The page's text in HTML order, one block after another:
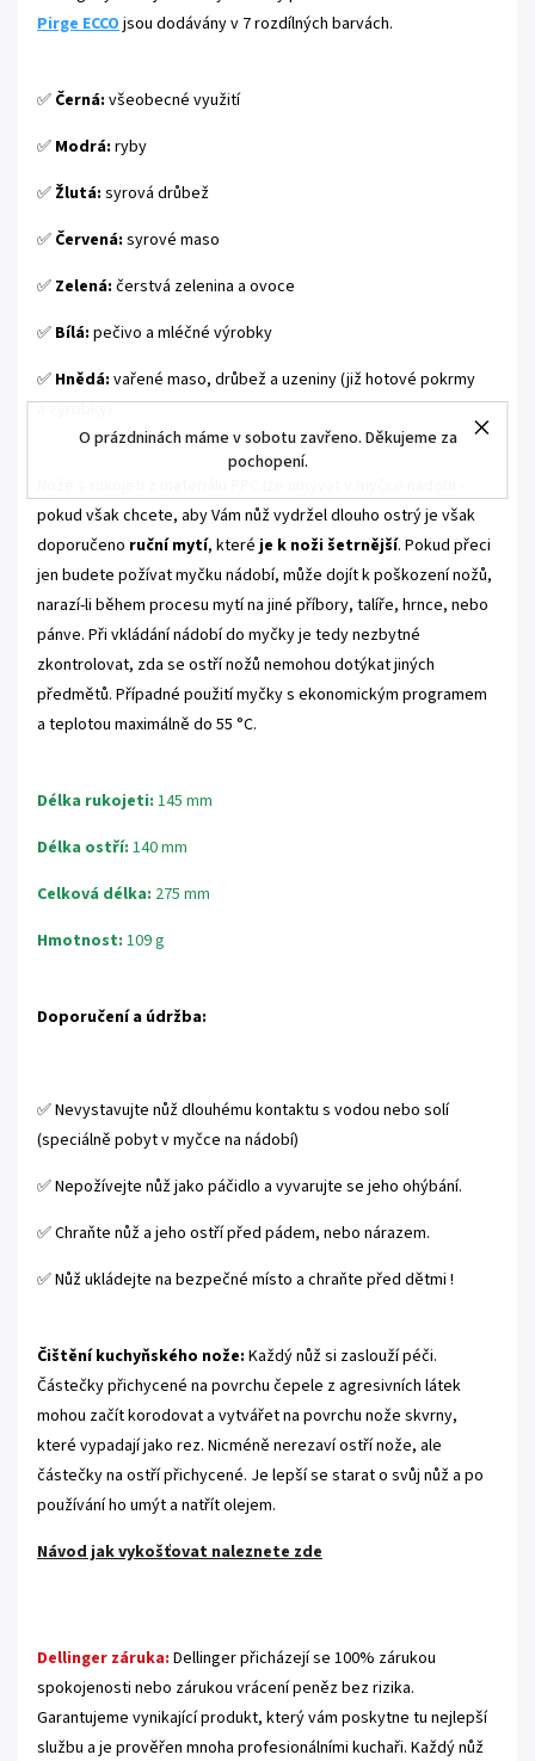
O prázdninách máme v sobotu zavřeno. Děkujeme za
pochopení.
Pirge ECCO jsou dodávány v 7 rozdílných barvách.
✅ Černá: všeobecné využití
✅ Modrá: ryby
✅ Žlutá: syrová drůbež
✅ Červená: syrové maso
✅ Zelená: čerstvá zelenina a ovoce
✅ Bílá: pečivo a mléčné výrobky
✅ Hnědá: vařené maso, drůbež a uzeniny (již hotové pokrmy
a výrobky)
pokud však chcete, aby Vám nůž vydržel dlouho ostrý je však
doporučeno ruční mytí, které je k noži šetrnější. Pokud přeci
jen budete požívat myčku nádobí, může dojít k poškození nožů,
narazí-li během procesu mytí na jiné příbory, talíře, hrnce, nebo
pánve. Při vkládání nádobí do myčky je tedy nezbytné
zkontrolovat, zda se ostří nožů nemohou dotýkat jiných
předmětů. Případné použití myčky s ekonomickým programem
a teplotou maximálně do 55 °C.
Délka rukojeti: 145 mm
Délka ostří: 140 mm
Celková délka: 275 mm
Hmotnost: 109 g
Doporučení a údržba:
✅ Nevystavujte nůž dlouhému kontaktu s vodou nebo solí
(speciálně pobyt v myčce na nádobí)
✅ Nepožívejte nůž jako páčidlo a vyvarujte se jeho ohýbání.
✅ Chraňte nůž a jeho ostří před pádem, nebo nárazem.
✅ Nůž ukládejte na bezpečné místo a chraňte před dětmi !
Čištění kuchyňského nože: Každý nůž si zaslouží péči.
Částečky přichycené na povrchu čepele z agresivních látek
mohou začít korodovat a vytvářet na povrchu nože skvrny,
které vypadají jako rez. Nicméně nerezaví ostří nože, ale
částečky na ostří přichycené. Je lepší se starat o svůj nůž a po
používání ho umýt a natřít olejem.
Návod jak vykošťovat naleznete zde
Dellinger záruka: Dellinger přicházejí se 100% zárukou
spokojenosti nebo zárukou vrácení peněz bez rizika.
Garantujeme vynikající produkt, který vám poskytne tu nejlepší
službu a je prověřen mnoha profesionálními kuchaři. Každý nůž